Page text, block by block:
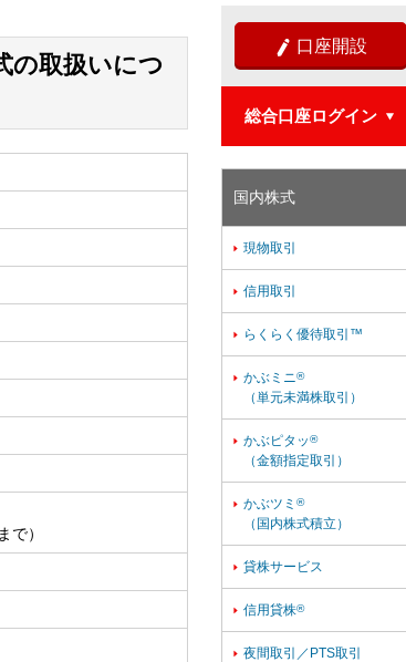
の取扱いにつ
で）
 口座開設
総合口座ログイン
国内株式
 現物取引
 信用取引
 らくらく優待取引™
 かぶミニ®
（単元未満株取引）
 かぶピタッ®
（金額指定取引）
 かぶツミ®
（国内株式積立）
 貸株サービス
 信用貸株®
 夜間取引／PTS取引